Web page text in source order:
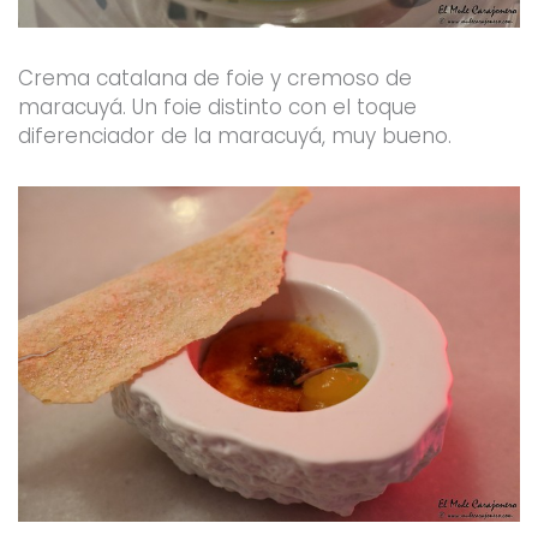
Crema catalana de foie y cremoso de
maracuyá. Un foie distinto con el toque
diferenciador de la maracuyá, muy bueno.